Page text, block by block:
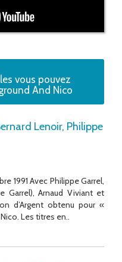
vous pouvez
And Nico
Lenoir, Philippe
1991 Avec Philippe Garrel,
Garrel), Arnaud Viviant et
d’Argent obtenu pour «
Les titres en..